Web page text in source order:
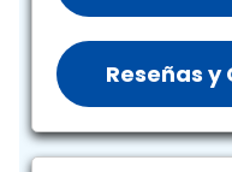
Reseñas